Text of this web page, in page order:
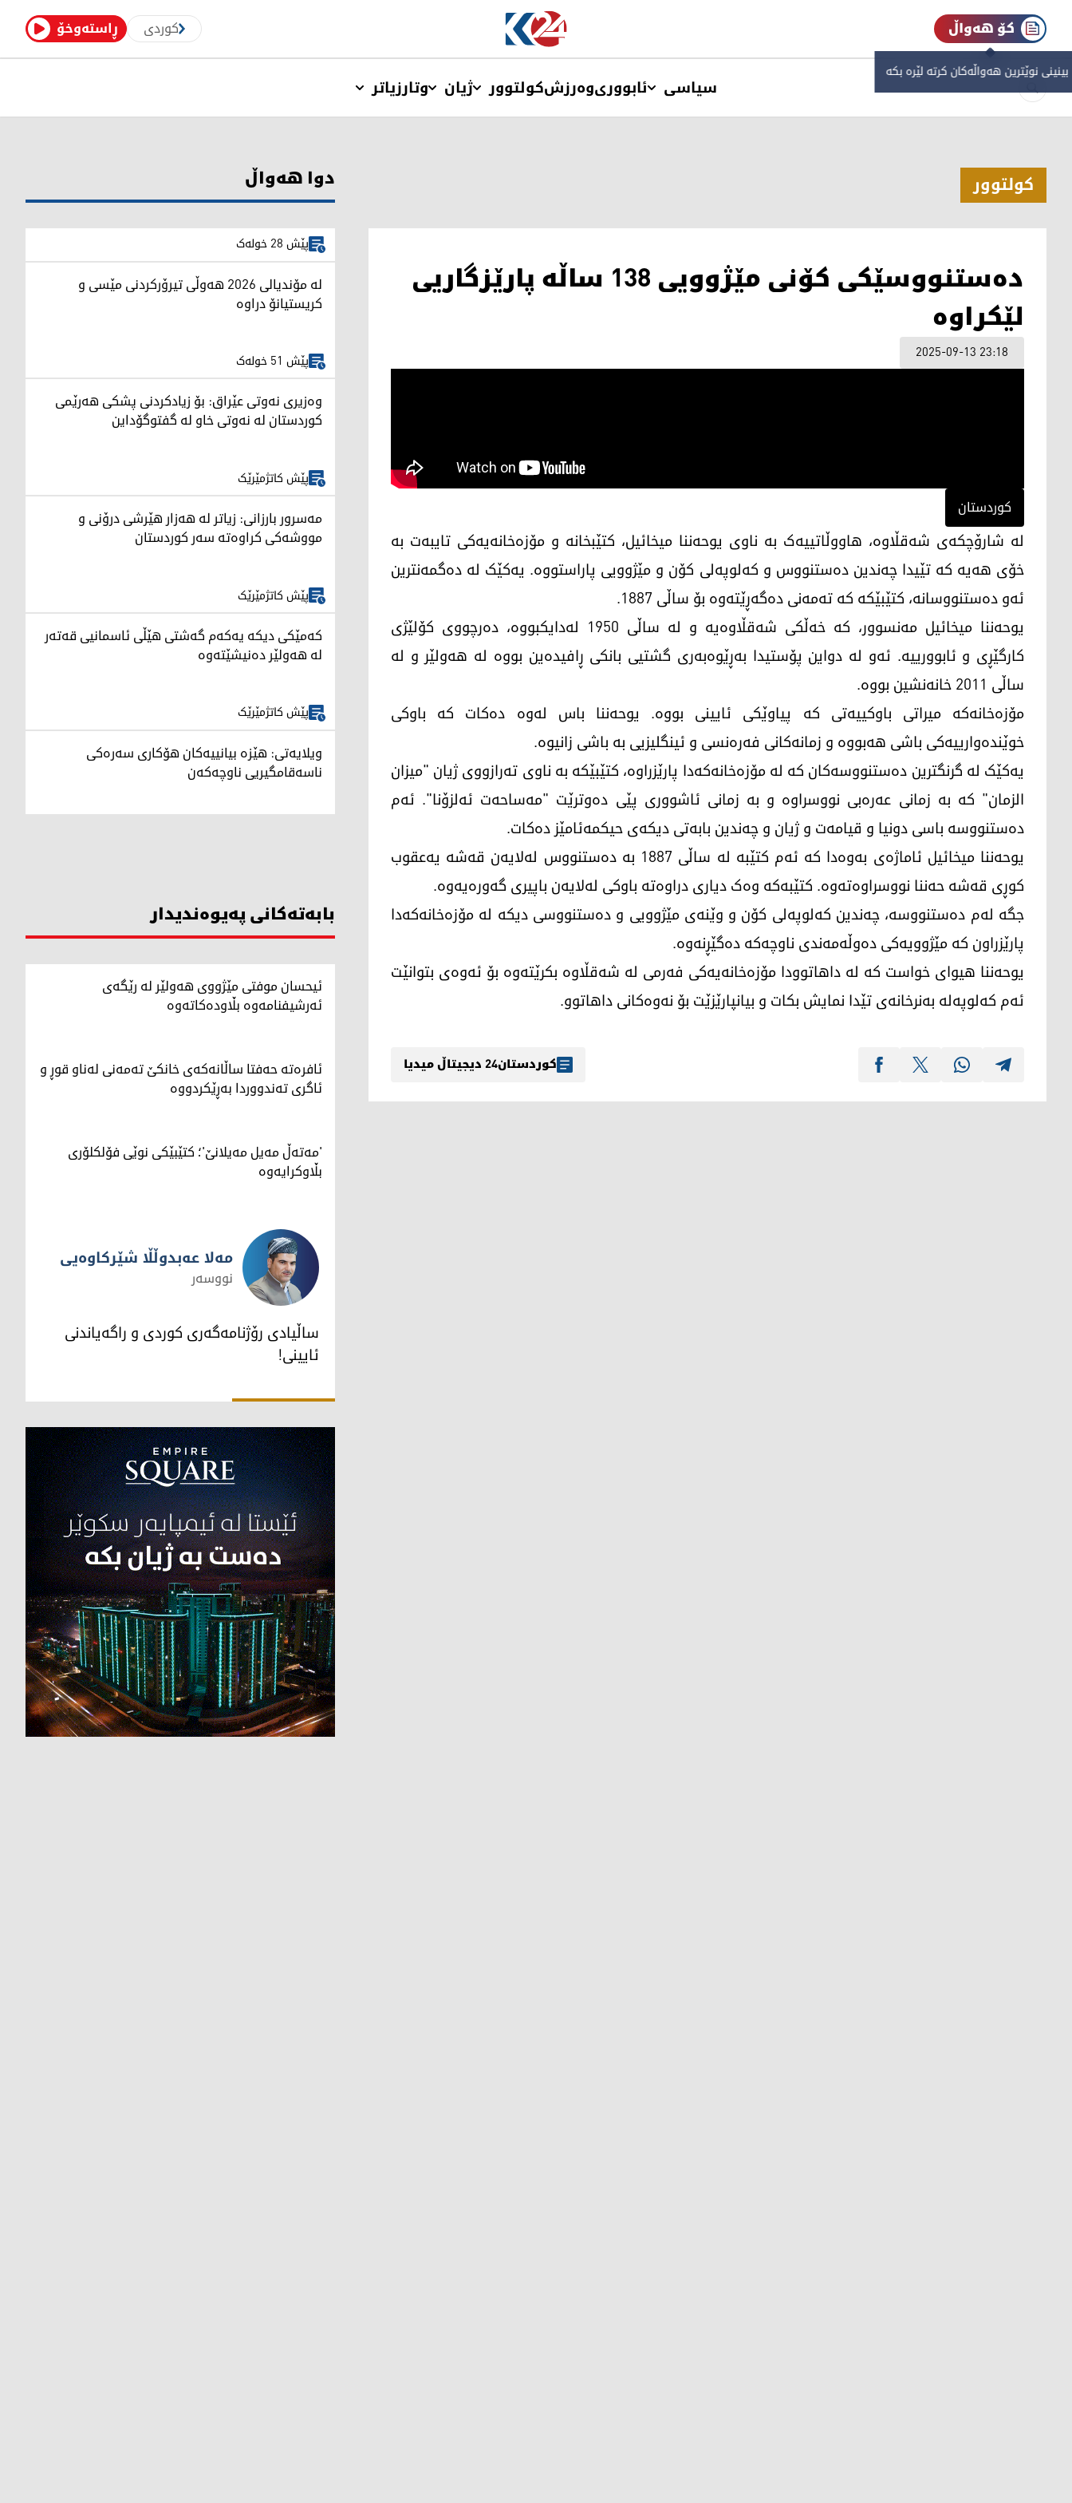
ڕاستەوخۆ کوردی کۆ هەواڵ
نوێترین هەواڵەکان کرتە لێرە بکە
سیاسی ئابووریوەرزشکولتوور ژیان وتارزیاتر
كولتوور
دەستنووسێکی کۆنی مێژوویی 138 ساڵە پارێزگاریی
لێکراوە
2025-09-13 23:18
کوردستان
لە شارۆچکەی شەقڵاوە، هاووڵاتییەک بە ناوی یوحەننا میخائیل، کتێبخانە و مۆزەخانەیەکی تایبەت بە
خۆی هەیە کە تێیدا چەندین دەستنووس و کەلوپەلی کۆن و مێژوویی پاراستووە. یەکێک لە دەگمەنترین
ئەو دەستنووسانە، کتێبێکە کە تەمەنی دەگەڕێتەوە بۆ ساڵی 1887.
یوحەننا میخائیل مەنسوور، کە خەڵکی شەقڵاوەیە و لە ساڵی 1950 لەدایکبووە، دەرچووی کۆلێژی
کارگێڕی و ئابوورییە. ئەو لە دواین پۆستیدا بەڕێوەبەری گشتیی بانکی ڕافیدەین بووە لە هەولێر و لە
ساڵی 2011 خانەنشین بووە.
مۆزەخانەکە میراتی باوکییەتی کە پیاوێکی ئایینی بووە. یوحەننا باس لەوە دەکات کە باوکی
خوێندەوارییەکی باشی هەبووە و زمانەکانی فەرەنسی و ئینگلیزیی بە باشی زانیوە.
یەکێک لە گرنگترین دەستنووسەکان کە لە مۆزەخانەکەدا پارێزراوە، کتێبێکە بە ناوی تەرازووی ژیان "میزان
الزمان" کە بە زمانی عەرەبی نووسراوە و بە زمانی ئاشووری پێی دەوترێت "مەساحەت ئەلزۆنا". ئەم
دەستنووسە باسی دونیا و قیامەت و ژیان و چەندین بابەتی دیکەی حیکمەئامێز دەکات.
یوحەننا میخائیل ئاماژەی بەوەدا کە ئەم کتێبە لە ساڵی 1887 بە دەستنووس لەلایەن قەشە یەعقوب
کوڕی قەشە حەننا نووسراوەتەوە. کتێبەکە وەک دیاری دراوەتە باوکی لەلایەن باپیری گەورەیەوە.
جگە لەم دەستنووسە، چەندین کەلوپەلی کۆن و وێنەی مێژوویی و دەستنووسی دیکە لە مۆزەخانەکەدا
پارێزراون کە مێژوویەکی دەوڵەمەندی ناوچەکە دەگێڕنەوە.
یوحەننا هیوای خواست کە لە داهاتوودا مۆزەخانەیەکی فەرمی لە شەقڵاوە بکرێتەوە بۆ ئەوەی بتوانێت
ئەم کەلوپەلە بەنرخانەی تێدا نمایش بکات و بیانپارێزێت بۆ نەوەکانی داهاتوو.
کوردستان24 دیجیتاڵ میدیا
دوا هەواڵ
پێش 28 خولەک
لە مۆندیالی 2026 هەوڵی تیرۆرکردنی مێسی و
کریستیانۆ دراوە
پێش 51 خولەک
وەزیری نەوتی عێراق: بۆ زیادکردنی پشکی هەرێمی
کوردستان لە نەوتی خاو لە گفتوگۆداین
پێش کاتژمێرێک
مەسرور بارزانی: زیاتر لە هەزار هێرشی درۆنی و
مووشەکی کراوەتە سەر کوردستان
پێش کاتژمێرێک
کەمێکی دیکە یەکەم گەشتی هێڵی ئاسمانیی قەتەر
لە هەولێر دەنیشێتەوە
پێش کاتژمێرێک
ویلایەتی: هێزە بیانییەکان هۆکاری سەرەکی
ناسەقامگیریی ناوچەکەن
بابەتەکانی پەیوەندیدار
ئیحسان موفتی مێژووی هەولێر لە رێگەی
ئەرشیفنامەوە بڵاودەکاتەوە
ئافرەتە حەفتا ساڵانەکەی خانکێ تەمەنی لەناو قوڕ و
ئاگری تەندووردا بەڕێکردووە
'مەتەڵ مەیل مەیلانێ'؛ کتێبێکی نوێی فۆلکلۆری
بڵاوکرایەوە
مەلا عه‌بدوڵڵا شێرکاوەیی
مەلا عه‌بدوڵڵا شێرکاوەیی
نووسەر
ساڵیادی رۆژنامەگەری کوردی و راگەیاندنی
ئایینی!